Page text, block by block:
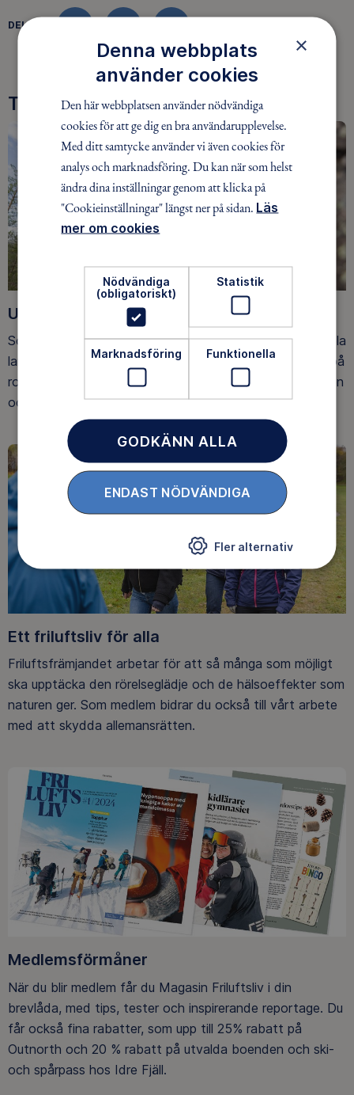
DELA
Tre goda skäl att bli medlem
Upptäck nya äventyr
Som medlem har du tillgång till alla våra äventyr, över hela
landet. Våra ideella ledare guidar barn, unga och vuxna på
roliga och trygga äventyr i skogen, på vattnet, snön, isen
och på fjället.
Ett friluftsliv för alla
Friluftsfrämjandet arbetar för att så många som möjligt
ska upptäcka den rörelseglädje och de hälsoeffekter som
naturen ger. Som medlem bidrar du också till vårt arbete
med att skydda allemansrätten.
Medlemsförmåner
När du blir medlem får du Magasin Friluftsliv i din
brevlåda, med tips, tester och inspirerande reportage. Du
får också fina rabatter, som upp till 25% rabatt på
Outnorth och 20 % rabatt på utvalda boenden och ski-
och spårpass hos Idre Fjäll.
×
Denna webbplats
använder cookies
Den här webbplatsen använder nödvändiga
cookies för att ge dig en bra användarupplevelse.
Med ditt samtycke använder vi även cookies för
analys och marknadsföring. Du kan när som helst
ändra dina inställningar genom att klicka på
"Cookieinställningar" längst ner på sidan. Läs
mer om cookies
Nödvändiga
(obligatoriskt)
Statistik
Marknadsföring Funktionella
GODKÄNN ALLA
ENDAST NÖDVÄNDIGA
Fler alternativ